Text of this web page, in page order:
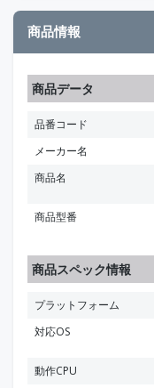
商品情報
商品データ
品番コード
メーカー名
商品名
商品型番
商品スペック情報
プラットフォーム
対応OS
動作CPU